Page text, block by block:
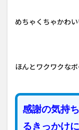
めちゃくちゃかわ
ほんとワクワクなボ
感謝の気持
るきっかけに